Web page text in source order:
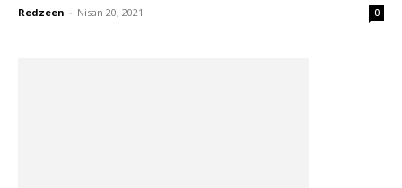
Redzeen - Nisan 20, 2021 0